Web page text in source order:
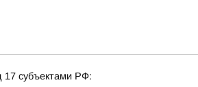
субъектами РФ: